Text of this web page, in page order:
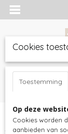
Inloggen Registreren
Home >Witte
180bx50dx85h - 5
Cookies
Toestemming
Op deze
Cookies worden
aanbieden van